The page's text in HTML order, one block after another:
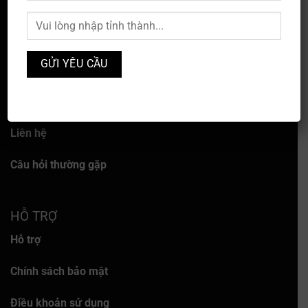
Về chúng tôi
Liên hệ
Câu hỏi thường gặp
HỖ TRỢ
Hỗ trợ
Chính sách bảo mật
Điều khoản sử dụng